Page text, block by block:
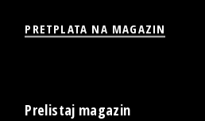
PRETPLATA NA MAGAZIN
Prelistaj magazin